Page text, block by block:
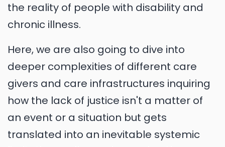
the reality of people with disability and
chronic illness.
Here, we are also going to dive into
deeper complexities of different care
givers and care infrastructures inquiring
how the lack of justice isn't a matter of
an event or a situation but gets
translated into an inevitable systemic